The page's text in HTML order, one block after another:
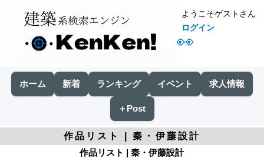
👀
ようこそゲストさん
ログイン
ホーム 新着 ランキング イベント 求人情報
＋Post
作品リスト | 秦・伊藤設計
作品リスト | 秦・伊藤設計